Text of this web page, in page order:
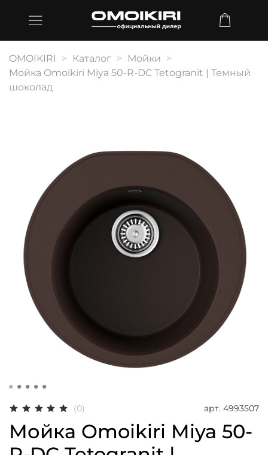
OMOIKIRI Каталог
Мойки
Мойка Omoikiri Miya 50-R-DC Tetogranit | Темный
шоколад
(0) арт. 4993507
Мойка Omoikiri Miya 50-